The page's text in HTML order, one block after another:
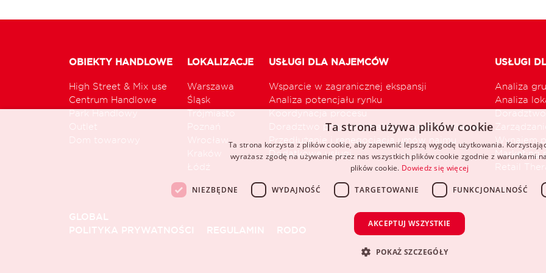
OBIEKTY HANDLOWE
High Street & Mix use
Centrum Handlowe
Park Handlowy
Outlet
Dom towarowy
LOKALIZACJE
Warszawa
Śląsk
Trójmiasto
Poznań
Wrocław
Kraków
Łódź
USŁUGI DLA NAJEMCÓW
Wsparcie w zagranicznej ekspansji
Analiza potencjału rynku
Koordynacja procesu
Doradztwo przy optymalizacji sieci handlowej
Przedłużenie i renegocjacja umów najmu
Dodatkowe usługi
USŁUGI
Analiza
Analiza
Wynajem
Marketing
Retail
GLOBAL
POLITYKA PRYWATNOŚCI
REGULAMIN RODO
Ta strona używa plików cookie
Ta strona korzysta z plików cookie, aby zapewnić lepszą wygodę użytkowania.
wyrażasz zgodę na używanie przez nas wszystkich plików cookie zgodnie z warunkami
plików cookie. Dowiedz się więcej
NIEZBĘDNE WYDAJNOŚĆ TARGETOWANIE FUNKCJONALNOŚĆ
AKCEPTUJ WSZYSTKIE
POKAŻ SZCZEGÓŁY